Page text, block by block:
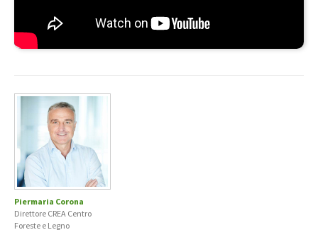
Piermaria Corona
Direttore CREA Centro
Foreste e Legno